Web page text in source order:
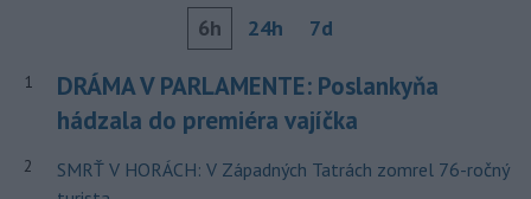
6h 24h 7d
1
DRÁMA V PARLAMENTE: Poslankyňa
hádzala do premiéra vajíčka
2
SMRŤ V HORÁCH: V Západných Tatrách zomrel 76-ročný